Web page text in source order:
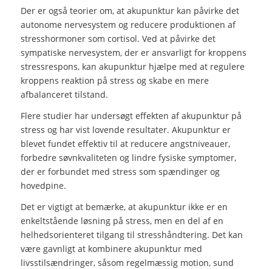
Der er også teorier om, at akupunktur kan påvirke det
autonome nervesystem og reducere produktionen af
stresshormoner som cortisol. Ved at påvirke det
sympatiske nervesystem, der er ansvarligt for kroppens
stressrespons, kan akupunktur hjælpe med at regulere
kroppens reaktion på stress og skabe en mere
afbalanceret tilstand.
Flere studier har undersøgt effekten af akupunktur på
stress og har vist lovende resultater. Akupunktur er
blevet fundet effektiv til at reducere angstniveauer,
forbedre søvnkvaliteten og lindre fysiske symptomer,
der er forbundet med stress som spændinger og
hovedpine.
Det er vigtigt at bemærke, at akupunktur ikke er en
enkeltstående løsning på stress, men en del af en
helhedsorienteret tilgang til stresshåndtering. Det kan
være gavnligt at kombinere akupunktur med
livsstilsændringer, såsom regelmæssig motion, sund